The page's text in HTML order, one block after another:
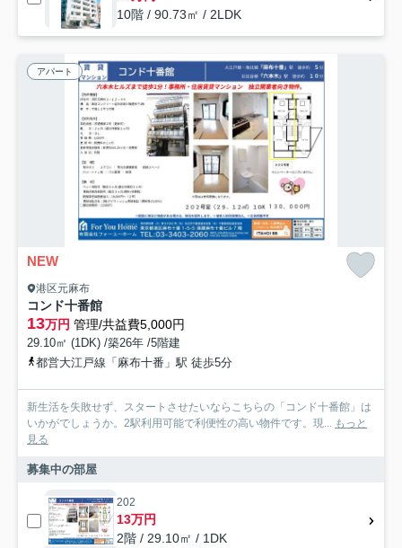
10階 / 90.73㎡ / 2LDK
アパート
NEW
港区元麻布
コンド十番館
13万円 管理/共益費5,000円
29.10㎡ (1DK) /築26年 /5階建
都営大江戸線「麻布十番」駅 徒歩5分
新生活を失敗せず、スタートさせたいならこちらの「コンド十番館」は
いかがでしょうか。2駅利用可能で利便性の高い物件です。現... もっと
見る
募集中の部屋
202
13万円
2階 / 29.10㎡ / 1DK